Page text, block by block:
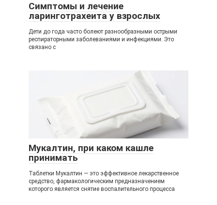
Симптомы и лечение
ларинготрахеита у взрослых
Дети до года часто болеют разнообразными острыми
респираторными заболеваниями и инфекциями. Это
связано с
Мукалтин, при каком кашле
принимать
Таблетки Мукалтин — это эффективное лекарственное
средство, фармакологическим предназначением
которого является снятие воспалительного процесса